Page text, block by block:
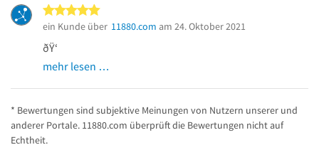
ein Kunde über 11880.com am 24. Oktober 2021
ðŸ‘
mehr lesen …
* Bewertungen sind subjektive Meinungen von Nutzern unserer und
anderer Portale. 11880.com überprüft die Bewertungen nicht auf
Echtheit.